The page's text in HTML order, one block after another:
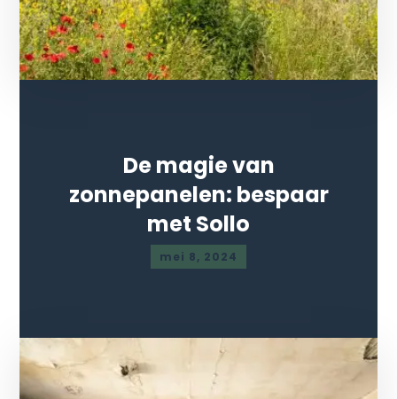
De magie van
zonnepanelen: bespaar
met Sollo
mei 8, 2024